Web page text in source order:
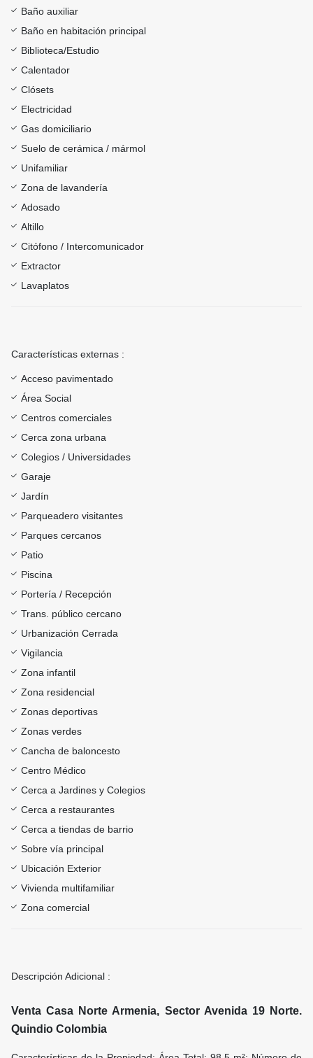
Baño auxiliar
Baño en habitación principal
Biblioteca/Estudio
Calentador
Clósets
Electricidad
Gas domiciliario
Suelo de cerámica / mármol
Unifamiliar
Zona de lavandería
Adosado
Altillo
Citófono / Intercomunicador
Extractor
Lavaplatos
Características externas :
Acceso pavimentado
Área Social
Centros comerciales
Cerca zona urbana
Colegios / Universidades
Garaje
Jardín
Parqueadero visitantes
Parques cercanos
Patio
Piscina
Portería / Recepción
Trans. público cercano
Urbanización Cerrada
Vigilancia
Zona infantil
Zona residencial
Zonas deportivas
Zonas verdes
Cancha de baloncesto
Centro Médico
Cerca a Jardines y Colegios
Cerca a restaurantes
Cerca a tiendas de barrio
Sobre vía principal
Ubicación Exterior
Vivienda multifamiliar
Zona comercial
Descripción Adicional :
Venta Casa Norte Armenia, Sector Avenida 19 Norte.
Quindio Colombia